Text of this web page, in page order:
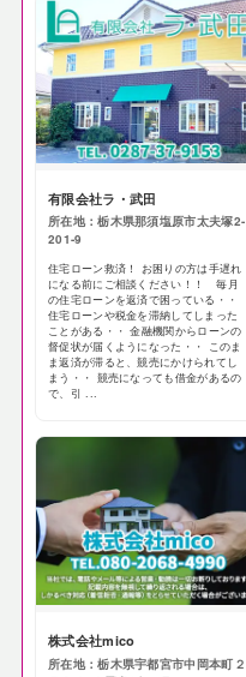
有限会社ラ・武田
所在地：栃木県那須塩原市太夫塚2-
201-9
住宅ローン救済！ お困りの方は手遅れ
になる前にご相談ください！！ 毎月
の住宅ローンを返済で困っている・・
住宅ローンや税金を滞納してしまった
ことがある・・ 金融機関からローンの
督促状が届くようになった・・ このま
ま返済が滞ると、競売にかけられてし
まう・・ 競売になっても借金があるの
で、引 ...
株式会社mico
所在地：栃木県宇都宮市中岡本町２